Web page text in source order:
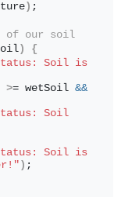
) ;
of our soil
)
{
Soil is
>= wetSoil &&
Soil
Soil is
) ;